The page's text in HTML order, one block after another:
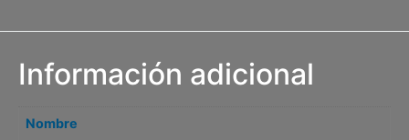
Información adicional
Nombre